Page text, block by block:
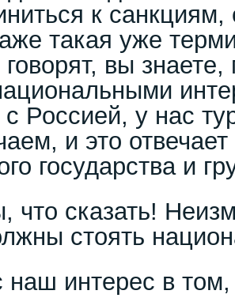
к санкциям,
такая уже
вы
с Россией, у нас
и это
государства и
что сказать!
стоять
наш интерес в